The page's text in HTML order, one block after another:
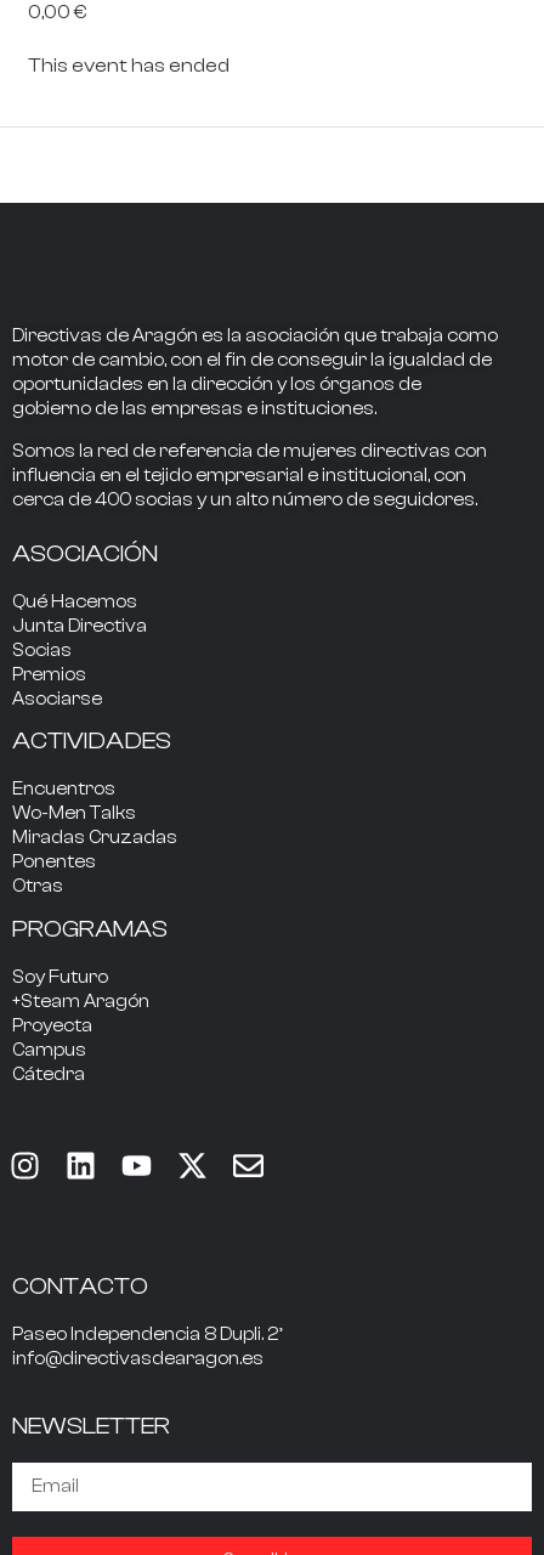
0,00 €
This event has ended
Directivas de Aragón es la asociación que trabaja como
motor de cambio, con el fin de conseguir la igualdad de
oportunidades en la dirección y los órganos de
gobierno de las empresas e instituciones.
Somos la red de referencia de mujeres directivas con
influencia en el tejido empresarial e institucional, con
cerca de400 socias y un alto número de seguidores.
ASOCIACIÓN
Qué Hacemos
Junta Directiva
Socias
Premios
Asociarse
ACTIVIDADES
Encuentros
Wo-Men Talks
Miradas Cruzadas
Ponentes
Otras
PROGRAMAS
Soy Futuro
+Steam Aragón
Proyecta
Campus
Cátedra
CONTACTO
Paseo Independencia 8 Dupli. 2º
info@directivasdearagon.es
NEWSLETTER